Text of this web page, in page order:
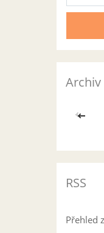
Archiv
<<
RSS
Přehled